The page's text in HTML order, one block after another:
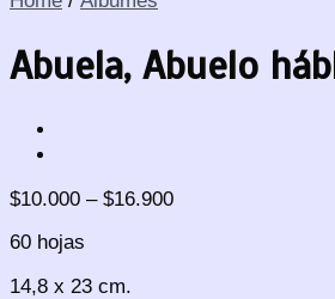
Abuela, Abuelo
$10.000 – $16.900
60 hojas
14,8 x 23 cm.